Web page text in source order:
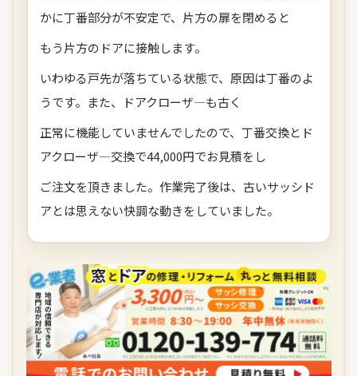
かに丁番部分が不安定で、片方の扉を閉めると
もう片方のドアに接触します。
いわゆる戸先が落ちている状態で、原因は丁番のよ
うです。また、ドアクローザ―も古く
正常に機能していませんでしたので、丁番交換とド
アクローザ―交換で44,000円でお見積をし
ご注文を頂きました。作業完了後は、古いサッシド
アとは思えない快調な動きをしていました。